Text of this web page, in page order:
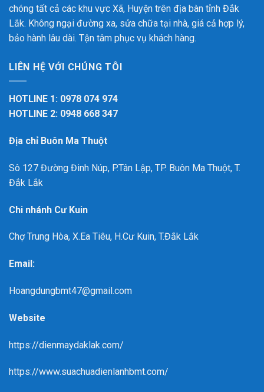
chóng tất cả các khu vực Xã, Huyện trên địa bàn tỉnh Đắk
Lắk. Không ngại đường xa, sửa chữa tại nhà, giá cả hợp lý,
bảo hành lâu dài. Tận tâm phục vụ khách hàng.
LIÊN HỆ VỚI CHÚNG TÔI
HOTLINE 1: 0978 074 974
HOTLINE 2: 0948 668 347
Địa chỉ Buôn Ma Thuột
Sô 127 Đường Đinh Núp, P.Tân Lập, TP. Buôn Ma Thuột, T.
Đắk Lắk
Chi nhánh Cư Kuin
Chợ Trung Hòa, X.Ea Tiêu, H.Cư Kuin, T.Đắk Lắk
Email:
Hoangdungbmt47@gmail.com
Website
https://dienmaydaklak.com/
https://www.suachuadienlanhbmt.com/